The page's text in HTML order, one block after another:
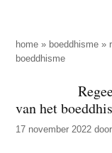
p
d
z
e
i
n
n
d
home » boeddhisme »
boeddhisme
van het
17 november 2022